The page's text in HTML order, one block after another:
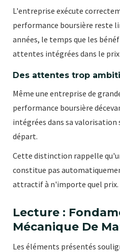
L'entreprise exécute
performance boursière reste
années, le temps que les
attentes intégrées dans le
Des attentes trop
Même une entreprise de
performance boursière
intégrées dans sa
départ.
Cette distinction rappelle
constitue pas
attractif à n'importe quel prix.
Lecture :
Mécanique De
Les éléments présentés